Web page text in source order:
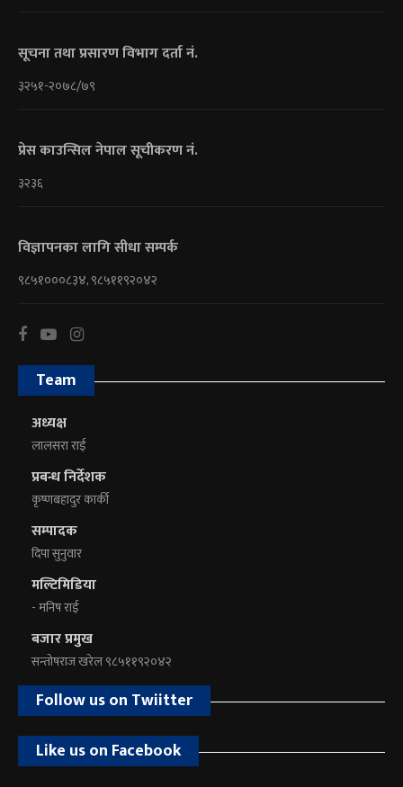
सूचना तथा प्रसारण विभाग दर्ता नं.
३२५१-२०७८/७९
प्रेस काउन्सिल नेपाल सूचीकरण नं.
३२३६
विज्ञापनका लागि सीधा सम्पर्क
९८५१०००८३४, ९८५११९२०४२
Team
अध्यक्ष
लालसरा राई
प्रबन्ध निर्देशक
कृष्णबहादुर कार्की
सम्पादक
दिपा सुनुवार
मल्टिमिडिया
- मनिष राई
बजार प्रमुख
सन्तोषराज खरेल ९८५११९२०४२
Follow us on Twiitter
Like us on Facebook